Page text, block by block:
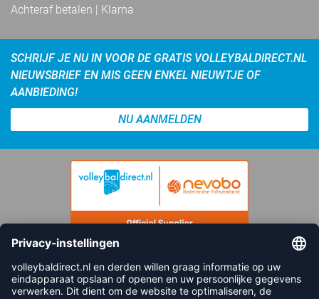
Achteraf betalen | Klarna
SCHRIJF JE NU IN VOOR DE GRATIS VOLLEYBALDIRECT.NL
NIEUWSBRIEF EN MIS GEEN ENKEL NIEUWTJE OF
AANBIEDING!
NU AANMELDEN